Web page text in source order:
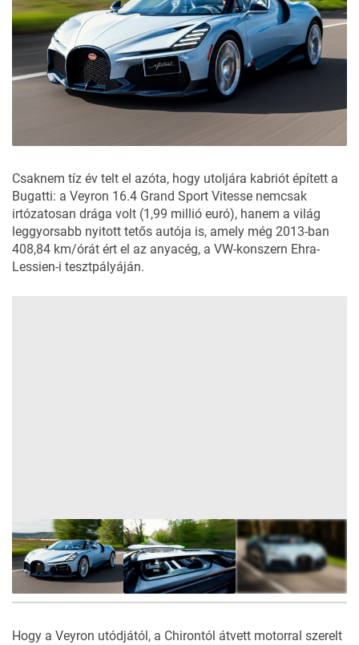
Csaknem tíz év telt el azóta, hogy utoljára kabriót épített a
Bugatti: a Veyron 16.4 Grand Sport Vitesse nemcsak
irtózatosan drága volt (1,99 millió euró), hanem a világ
leggyorsabb nyitott tetős autója is, amely még 2013-ban
408,84 km/órát ért el az anyacég, a VW-konszern Ehra-
Lessien-i tesztpályáján.
Hogy a Veyron utódjától, a Chirontól átvett motorral szerelt